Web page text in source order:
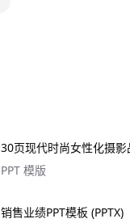
PPT 模版
销售业绩PPT模板 (PPTX)